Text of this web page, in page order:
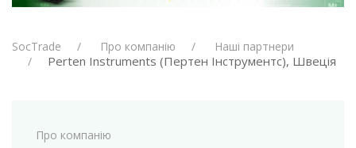
SocTrade Про компанію Наші партнери
Perten Instruments (Пертен Інструментс), Швеція
Про компанію